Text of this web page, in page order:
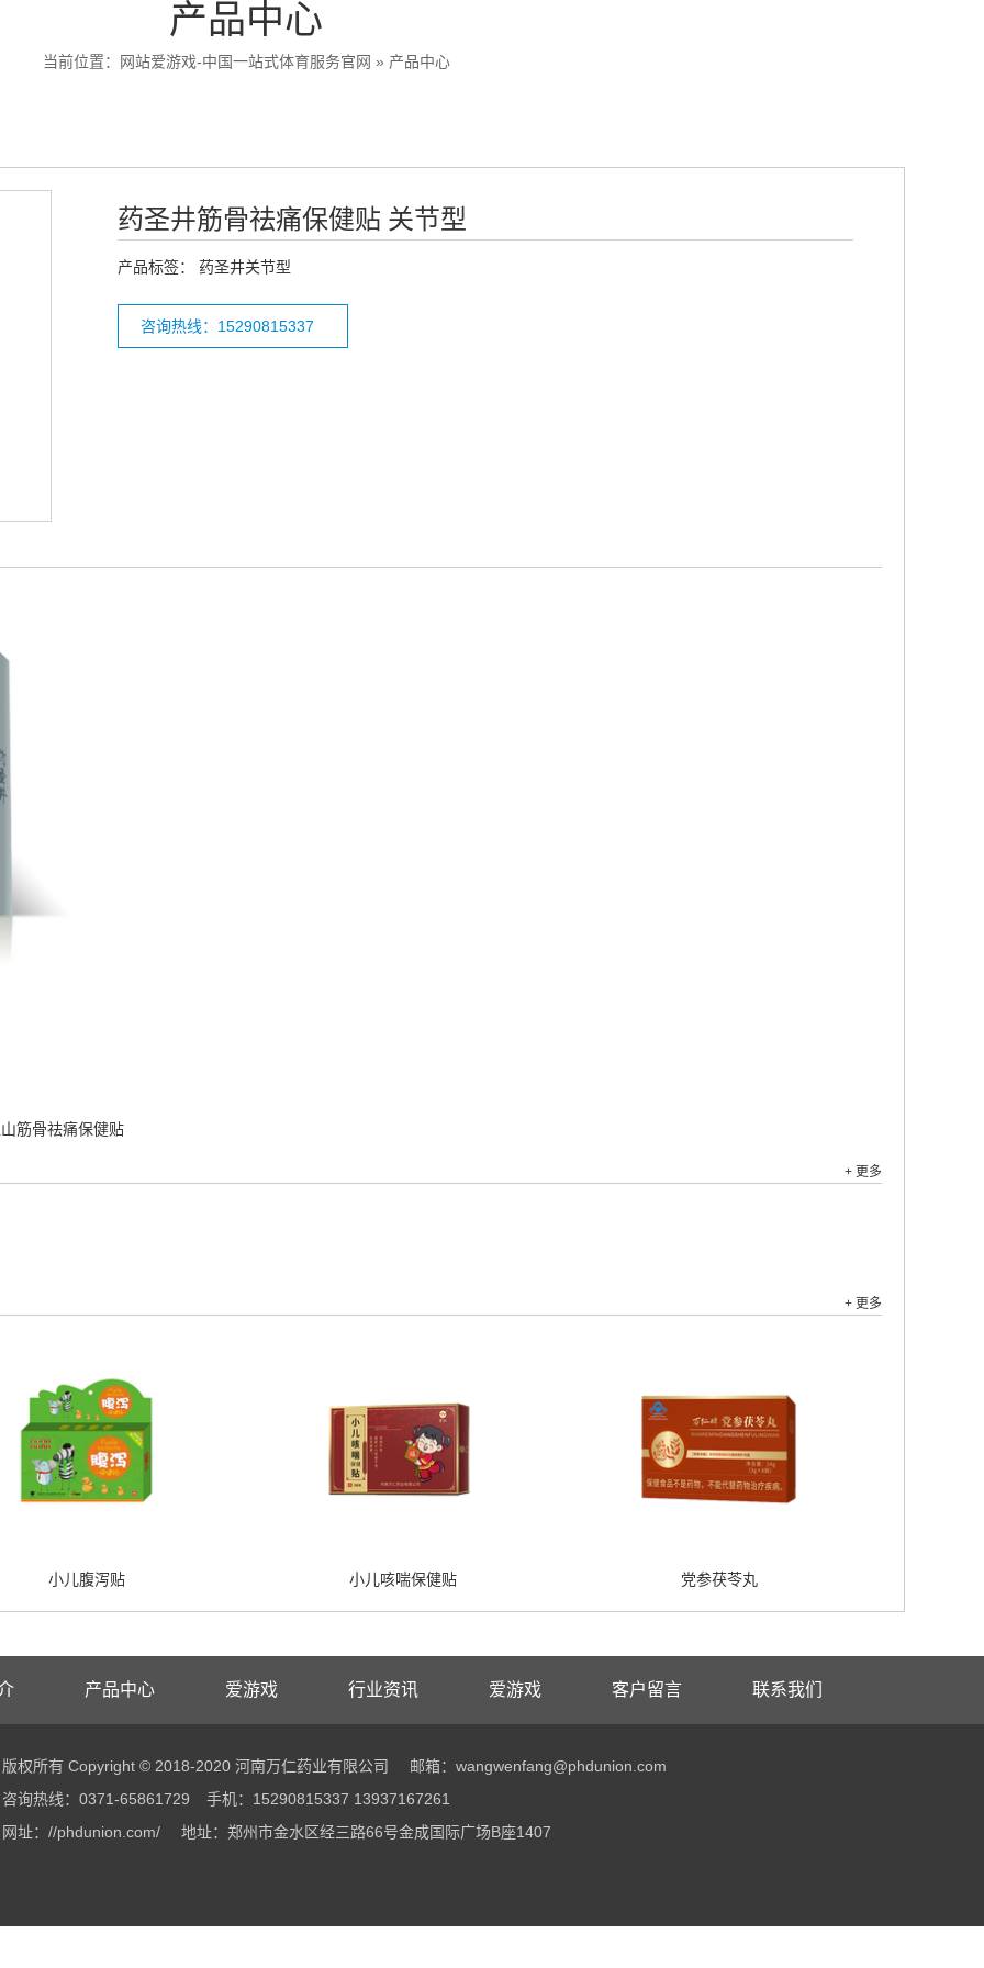
产品中心
当前位置： 网站爱游戏-中国一站式体育服务官网 » 产品中心
药圣井筋骨祛痛保健贴 关节型
产品标签： 药圣井关节型
咨询热线：15290815337
筋骨祛痛保健贴
+ 更多
+ 更多
小儿腹泻贴 小儿咳喘保健贴 党参茯苓丸
产品中心 爱游戏 行业资讯 爱游戏 客户留言 联系我们
版权所有 Copyright © 2018-2020 河南万仁药业有限公司
邮箱：wangwenfang@phdunion.com
咨询热线：0371-65861729
手机：15290815337 13937167261
网址：//phdunion.com/
地址：郑州市金水区经三路66号金成国际广场B座1407